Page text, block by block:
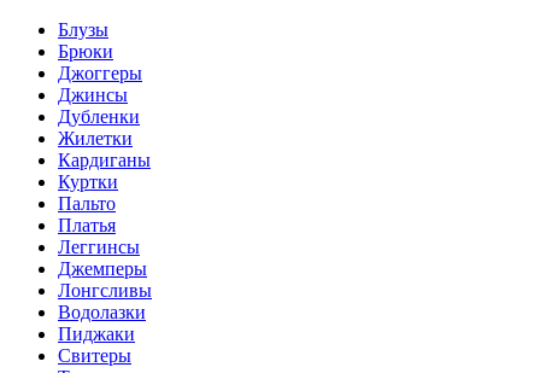
Блузы
Брюки
Джоггеры
Джинсы
Дубленки
Жилетки
Кардиганы
Куртки
Пальто
Платья
Леггинсы
Джемперы
Лонгсливы
Водолазки
Пиджаки
Свитеры